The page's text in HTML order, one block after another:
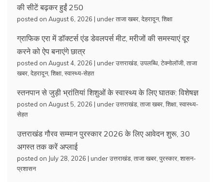
की सीटें बढ़कर हुईं 250
posted on August 6, 2026 | underताजा खबर, देहरादून, शिक्षा
ग्राफिक एरा में डॉक्टर्स एंड डेवलपर्स मीट, मरीजों की समस्याएं दूर
करने को ऐप बनाएंगे छात्र
posted on August 4, 2026 | underउत्तराखंड, उपलब्धि, टेक्नोलॉजी, ताजा
खबर, देहरादून, शिक्षा, स्वास्थ्य-सेहत
स्तनपान से जुड़ी भ्रांतियां शिशुओं के स्वास्थ्य के लिए घातक: विशेषज्ञ
posted on August 5, 2026 | underउत्तराखंड, ताजा खबर, शिक्षा, स्वास्थ्य-
सेहत
उत्तराखंड गौरव सम्मान पुरस्कार 2026 के लिए आवेदन शुरू, 30
अगस्त तक करें अप्लाई
posted on July 28, 2026 | underउत्तराखंड, ताजा खबर, पुरस्कार, शासन-
प्रशासन